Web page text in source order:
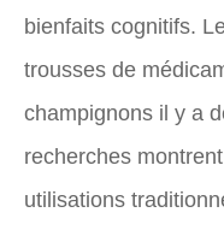
bienfaits cognitifs.
trousses de
champignons il y a
recherches
utilisations